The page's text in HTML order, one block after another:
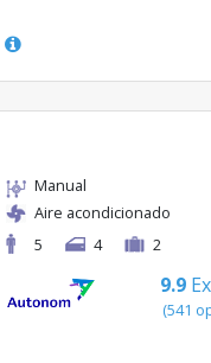
Manual
Aire acondicionado
5
4 2
9.9
(541